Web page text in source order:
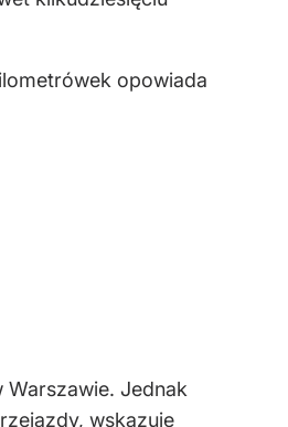
opowiada
Warszawie. Jednak
wskazuje